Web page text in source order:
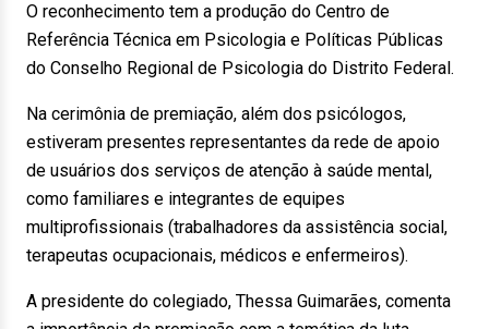
O reconhecimento tem a produção do Centro de
Referência Técnica em Psicologia e Políticas Públicas
do Conselho Regional de Psicologia do Distrito Federal.
Na cerimônia de premiação, além dos psicólogos,
estiveram presentes representantes da rede de apoio
de usuários dos serviços de atenção à saúde mental,
como familiares e integrantes de equipes
multiprofissionais (trabalhadores da assistência social,
terapeutas ocupacionais, médicos e enfermeiros).
A presidente do colegiado, Thessa Guimarães, comenta